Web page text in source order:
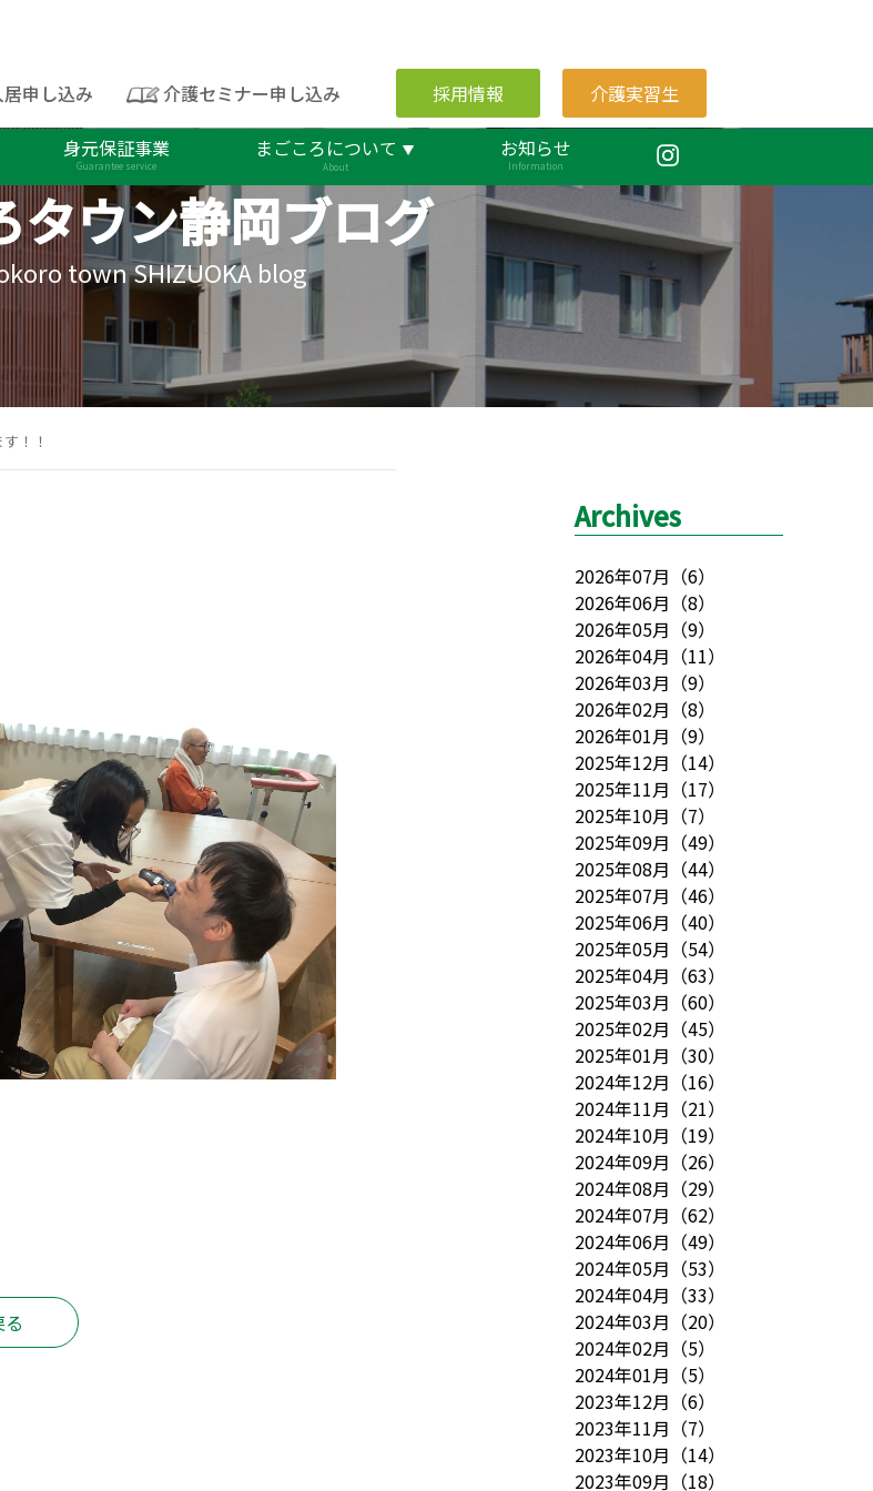
居申し込み 介護セミナー申し込み 採用情報 介護実習生
身元保証事業
Guarantee service
まごころについて
About
お知らせ
Information
タウン静岡ブログ
town SHIZUOKA blog
！！
Archives
2026年07月 （6）
2026年06月 （8）
2026年05月 （9）
2026年04月 （11）
2026年03月 （9）
2026年02月 （8）
2026年01月 （9）
2025年12月 （14）
2025年11月 （17）
2025年10月 （7）
2025年09月 （49）
2025年08月 （44）
2025年07月 （46）
2025年06月 （40）
2025年05月 （54）
2025年04月 （63）
2025年03月 （60）
2025年02月 （45）
2025年01月 （30）
2024年12月 （16）
2024年11月 （21）
2024年10月 （19）
2024年09月 （26）
2024年08月 （29）
2024年07月 （62）
2024年06月 （49）
2024年05月 （53）
2024年04月 （33）
2024年03月 （20）
2024年02月 （5）
2024年01月 （5）
2023年12月 （6）
2023年11月 （7）
2023年10月 （14）
2023年09月 （18）